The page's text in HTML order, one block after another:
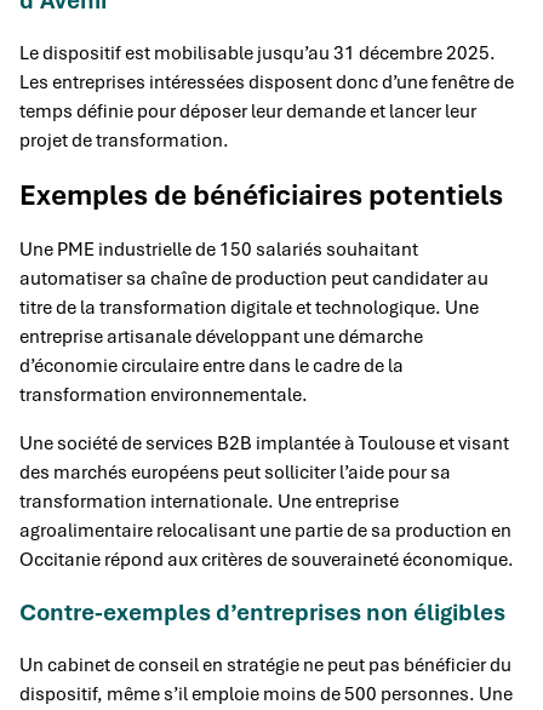
Le dispositif est mobilisable jusqu’au 31 décembre 2025.
Les entreprises intéressées disposent donc d’une fenêtre de
temps définie pour déposer leur demande et lancer leur
projet de transformation.
Exemples de bénéficiaires potentiels
Une PME industrielle de 150 salariés souhaitant
automatiser sa chaîne de production peut candidater au
titre de la transformation digitale et technologique. Une
entreprise artisanale développant une démarche
d’économie circulaire entre dans le cadre de la
transformation environnementale.
Une société de services B2B implantée à Toulouse et visant
des marchés européens peut solliciter l’aide pour sa
transformation internationale. Une entreprise
agroalimentaire relocalisant une partie de sa production en
Occitanie répond aux critères de souveraineté économique.
Contre-exemples d’entreprises non éligibles
Un cabinet de conseil en stratégie ne peut pas bénéficier du
dispositif, même s’il emploie moins de 500 personnes. Une